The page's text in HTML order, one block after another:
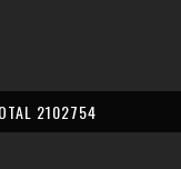
2102754